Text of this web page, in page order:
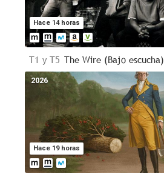
Hace 14 horas
T1 y T5 The Wire (Bajo escucha)
Hace 19 horas
2026